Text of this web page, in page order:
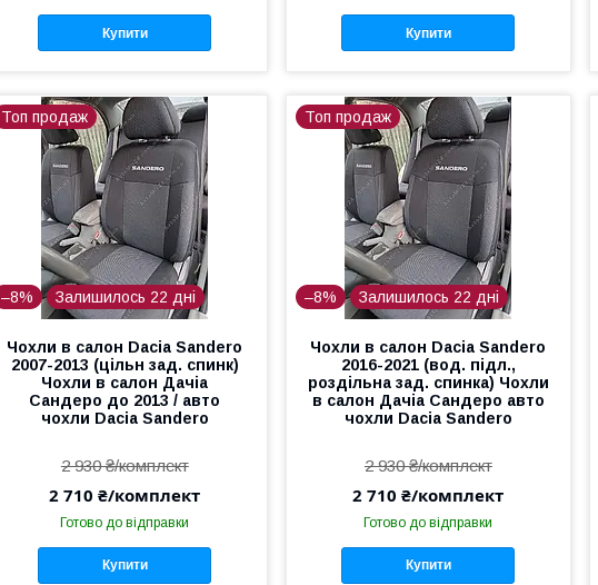
Купити Купити
Топ продаж
–8% Залишилось 22 дні
Чохли в салон Dacia Sandero
2007-2013 (цільн зад. спинк)
Чохли в салон Дачіа
Сандеро до 2013 / авто
чохли Dacia Sandero
2 930 ₴/комплект
2 710 ₴/комплект
Готово до відправки
Купити
Топ продаж
–8% Залишилось 22 дні
Чохли в салон Dacia Sandero
2016-2021 (вод. підл.,
роздільна зад. спинка) Чохли
в салон Дачіа Сандеро авто
чохли Dacia Sandero
2 930 ₴/комплект
2 710 ₴/комплект
Готово до відправки
Купити